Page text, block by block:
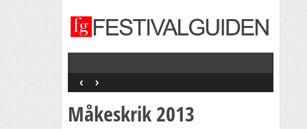
‹ ›
Måkeskrik 2013